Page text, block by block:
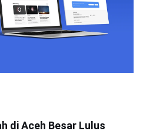
di Aceh Besar Lulus